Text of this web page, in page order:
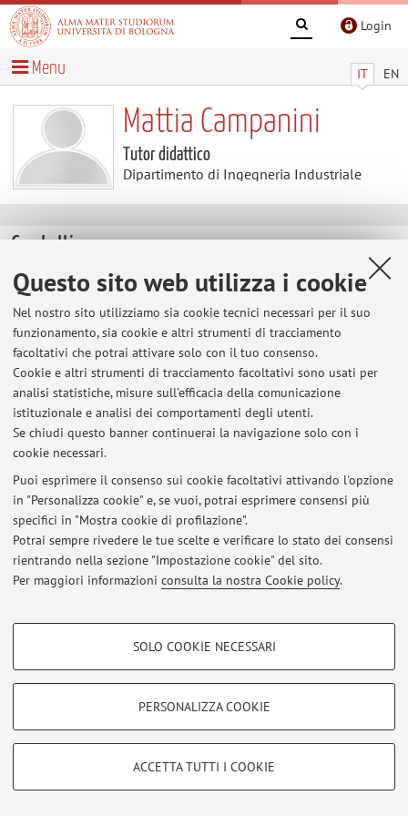
Questo sito web utilizza i cookie
Nel nostro sito utilizziamo sia cookie tecnici necessari per il suo
funzionamento, sia cookie e altri strumenti di tracciamento
facoltativi che potrai attivare solo con il tuo consenso.
Cookie e altri strumenti di tracciamento facoltativi sono usati per
analisi statistiche, misure sull'efficacia della comunicazione
istituzionale e analisi dei comportamenti degli utenti.
Se chiudi questo banner continuerai la navigazione solo con i
cookie necessari.
Puoi esprimere il consenso sui cookie facoltativi attivando l'opzione
in "Personalizza cookie" e, se vuoi, potrai esprimere consensi più
specifici in "Mostra cookie di profilazione".
Potrai sempre rivedere le tue scelte e verificare lo stato dei consensi
rientrando nella sezione "Impostazione cookie" del sito.
Per maggiori informazioni consulta la nostra Cookie policy.
COOKIE DI PROFILAZIONE - FACOLTATIVI
COOKIE TECNICI - NECESSARI
Si tratta di cookie tecnici utilizzati, a titolo esemplificativo, per il corretto
SOLO COOKIE NECESSARI
PERSONALIZZA COOKIE
ACCETTA TUTTI I COOKIE
Login
IT EN
Menu
Mattia Campanini
Tutor didattico
Dipartimento di Ingegneria Industriale
Contatti
E-mail: mattia.campanini4@unibo.it
Dipartimento di Ingegneria Industriale
Viale del Risorgimento 2, Bologna -
Vai alla mappa
Ultimi avvisi
Al momento non sono presenti avvisi.
Area riservata
per gestire tutti i contenuti del sito.
© 2026 - ALMA MATER STUDIORUM - Università di Bologna - Via
Zamboni, 33 - 40126 Bologna - Partita IVA: 01131710376
Privacy|Note legali|Impostazioni Cookie